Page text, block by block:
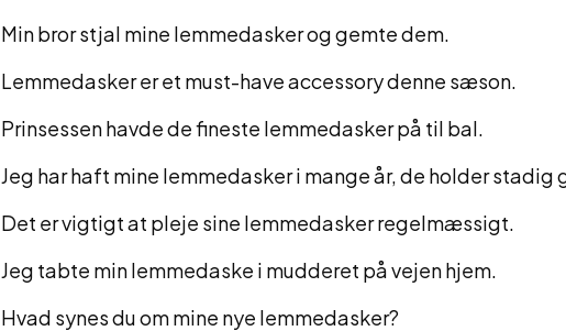
Min bror stjal mine lemmedasker og gemte dem.
Lemmedasker er et must-have accessory denne sæson.
Prinsessen havde de fineste lemmedasker på til bal.
Jeg har haft mine lemmedasker i mange år, de holder stadig
Det er vigtigt at pleje sine lemmedasker regelmæssigt.
Jeg tabte min lemmedaske i mudderet på vejen hjem.
Hvad synes du om mine nye lemmedasker?